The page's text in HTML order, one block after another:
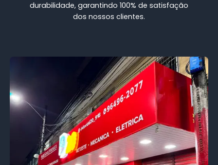
durabilidade, garantindo 100% de satisfação
dos nossos clientes.